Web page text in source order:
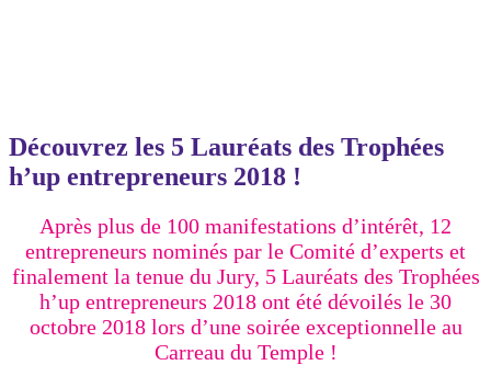
Découvrez les 5 Lauréats des Trophées
h’up entrepreneurs 2018 !
Après plus de 100 manifestations d’intérêt, 12
entrepreneurs nominés par le Comité d’experts et
finalement la tenue du Jury, 5 Lauréats des Trophées
h’up entrepreneurs 2018 ont été dévoilés le 30
octobre 2018 lors d’une soirée exceptionnelle au
Carreau du Temple !